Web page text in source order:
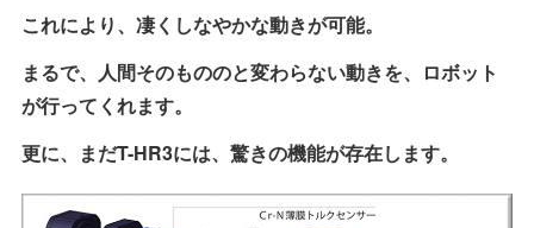
これにより、凄くしなやかな動きが可能。
まるで、人間そのもののと変わらない動きを、ロボット
が行ってくれます。
更に、まだT-HR3には、驚きの機能が存在します。